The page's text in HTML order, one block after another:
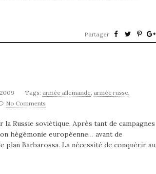
Partager
Tags: armée allemande, armée russe,
No Comments
Russie soviétique. Après tant de campagnes
hégémonie européenne… avant de
plan Barbarossa. La nécessité de conquérir au